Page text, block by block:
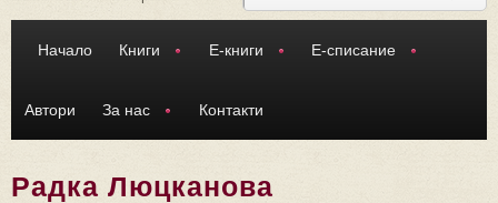
Начало Книги Е-книги Е-списание
Автори За нас Контакти
Радка Люцканова